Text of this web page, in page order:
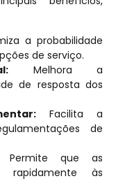
a probabilidade
de serviço.
Melhora a
de resposta dos
Facilita a
de
Permite que as
rapidamente às